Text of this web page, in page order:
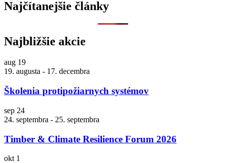
Najčítanejšie články
Najbližšie akcie
aug 19
19. augusta - 17. decembra
Školenia protipožiarnych systémov
sep 24
24. septembra - 25. septembra
Timber & Climate Resilience Forum 2026
okt 1